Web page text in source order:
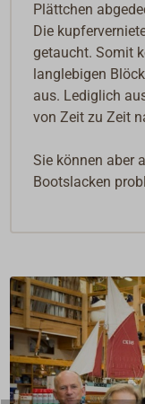
Plättchen
Die
getaucht. Somit
langlebigen
aus. Lediglich
von Zeit zu Zeit
Sie können aber
Bootslacken